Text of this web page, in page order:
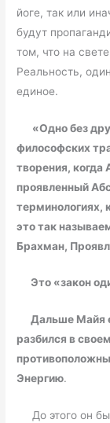
йоге, так или
будут
том, что на
Реальность,
единое.
«Одно без
философских
творения, когда
проявленный
терминологиях,
это так
Брахман,
Это «закон
Дальше Майя
разбился в
Энергию.
До этого он